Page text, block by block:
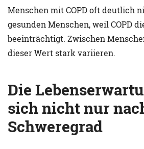
Menschen mit COPD oft deutlich
gesunden Menschen, weil COPD
beeinträchtigt. Zwischen
dieser Wert stark variieren.
Die
sich nicht nur
Schweregrad